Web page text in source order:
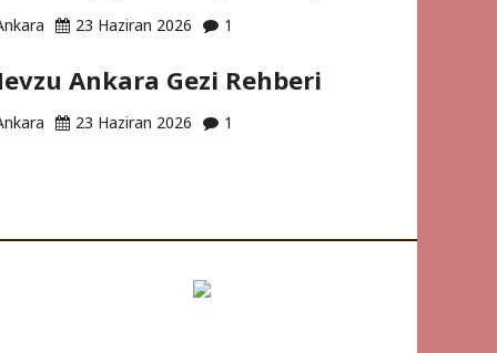
23 Haziran 2026 1
Ankara Gezi Rehberi
23 Haziran 2026 1